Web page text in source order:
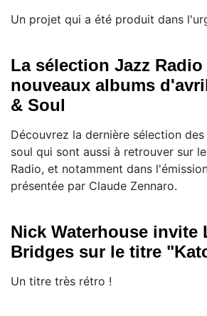
Un projet qui a été produit dans
La sélection Jazz Radio
nouveaux albums
& Soul
Découvrez la dernière sélection
soul qui sont aussi à retrouver sur
Radio, et notamment dans
présentée par Claude Zennaro.
Nick Waterhouse invite
Bridges sur le titre
Un titre très rétro !